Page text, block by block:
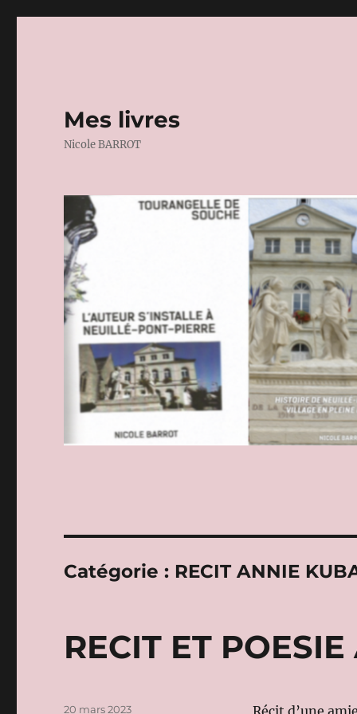
Mes livres
Nicole BARROT
Catégorie : RECIT ANNIE
RECIT ET
Récit d’une
Publié
20 mars 2023